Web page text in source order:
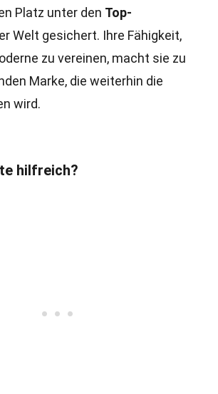
Platz unter den Top-
Welt gesichert. Ihre Fähigkeit,
zu vereinen, macht sie zu
Marke, die weiterhin die
wird.
hilfreich?